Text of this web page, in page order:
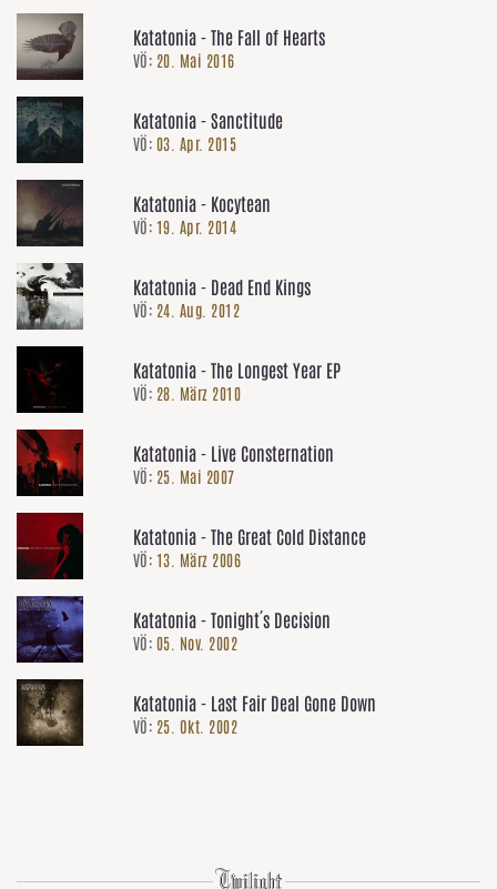
Katatonia - The Fall of Hearts
VÖ: 20. Mai 2016
Katatonia - Sanctitude
VÖ: 03. Apr. 2015
Katatonia - Kocytean
VÖ: 19. Apr. 2014
Katatonia - Dead End Kings
VÖ: 24. Aug. 2012
Katatonia - The Longest Year EP
VÖ: 28. März 2010
Katatonia - Live Consternation
VÖ: 25. Mai 2007
Katatonia - The Great Cold Distance
VÖ: 13. März 2006
Katatonia - Tonight´s Decision
VÖ: 05. Nov. 2002
Katatonia - Last Fair Deal Gone Down
VÖ: 25. Okt. 2002